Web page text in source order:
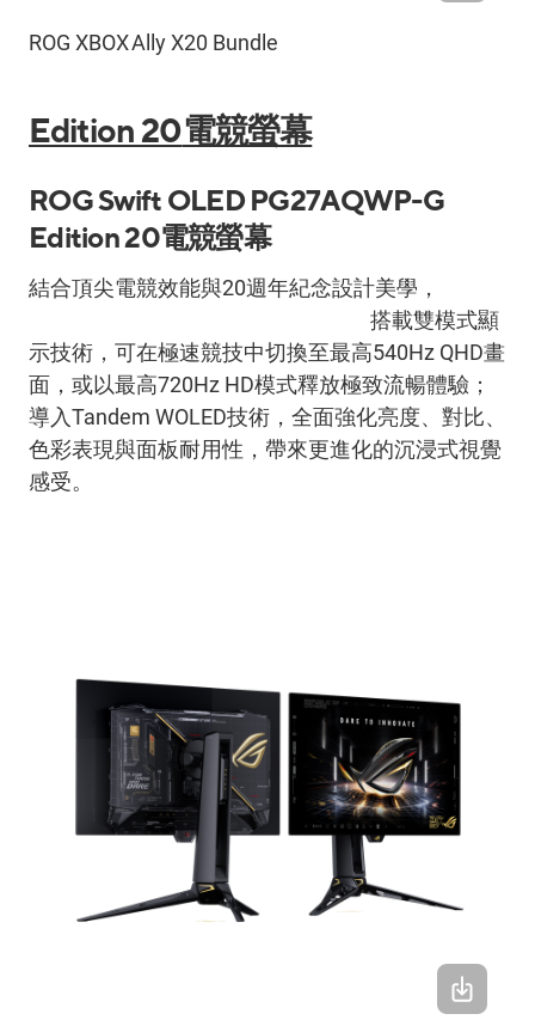
ROG XBOX Ally X20 Bundle
Edition 20電競螢幕
ROG Swift OLED PG27AQWP-G
Edition 20電競螢幕
結合頂尖電競效能與20週年紀念設計美學，
搭載雙模式顯
示技術，可在極速競技中切換至最高540Hz QHD畫
面，或以最高720Hz HD模式釋放極致流暢體驗；
導入Tandem WOLED技術，全面強化亮度、對比、
色彩表現與面板耐用性，帶來更進化的沉浸式視覺
感受。